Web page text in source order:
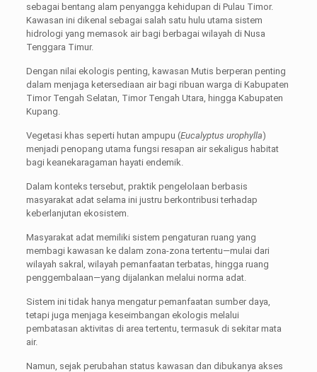
sebagai bentang alam penyangga kehidupan di Pulau Timor.
Kawasan ini dikenal sebagai salah satu hulu utama sistem
hidrologi yang memasok air bagi berbagai wilayah di Nusa
Tenggara Timur.
Dengan nilai ekologis penting, kawasan Mutis berperan penting
dalam menjaga ketersediaan air bagi ribuan warga di Kabupaten
Timor Tengah Selatan, Timor Tengah Utara, hingga Kabupaten
Kupang.
Vegetasi khas seperti hutan ampupu (Eucalyptus urophylla)
menjadi penopang utama fungsi resapan air sekaligus habitat
bagi keanekaragaman hayati endemik.
Dalam konteks tersebut, praktik pengelolaan berbasis
masyarakat adat selama ini justru berkontribusi terhadap
keberlanjutan ekosistem.
Masyarakat adat memiliki sistem pengaturan ruang yang
membagi kawasan ke dalam zona-zona tertentu—mulai dari
wilayah sakral, wilayah pemanfaatan terbatas, hingga ruang
penggembalaan—yang dijalankan melalui norma adat.
Sistem ini tidak hanya mengatur pemanfaatan sumber daya,
tetapi juga menjaga keseimbangan ekologis melalui
pembatasan aktivitas di area tertentu, termasuk di sekitar mata
air.
Namun, sejak perubahan status kawasan dan dibukanya akses